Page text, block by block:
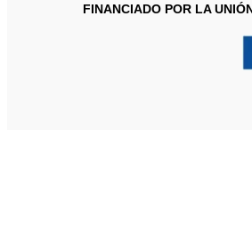
FINANCIADO POR LA